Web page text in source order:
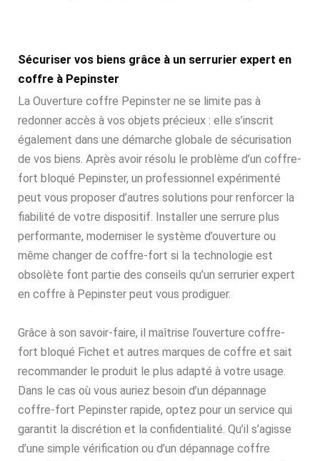
Sécuriser vos biens grâce à un serrurier expert en
coffre à Pepinster
La Ouverture coffre Pepinster ne se limite pas à
redonner accès à vos objets précieux : elle s’inscrit
également dans une démarche globale de sécurisation
de vos biens. Après avoir résolu le problème d’un coffre-
fort bloqué Pepinster, un professionnel expérimenté
peut vous proposer d’autres solutions pour renforcer la
fiabilité de votre dispositif. Installer une serrure plus
performante, moderniser le système d’ouverture ou
même changer de coffre-fort si la technologie est
obsolète font partie des conseils qu’un serrurier expert
en coffre à Pepinster peut vous prodiguer.
Grâce à son savoir-faire, il maîtrise l’ouverture coffre-
fort bloqué Fichet et autres marques de coffre et sait
recommander le produit le plus adapté à votre usage.
Dans le cas où vous auriez besoin d’un dépannage
coffre-fort Pepinster rapide, optez pour un service qui
garantit la discrétion et la confidentialité. Qu’il s’agisse
d’une simple vérification ou d’un dépannage coffre